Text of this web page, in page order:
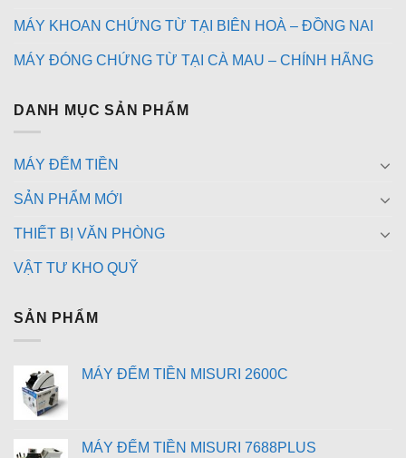
MÁY KHOAN CHỨNG TỪ TẠI BIÊN HOÀ – ĐỒNG NAI
MÁY ĐÓNG CHỨNG TỪ TẠI CÀ MAU – CHÍNH HÃNG
DANH MỤC SẢN PHẨM
MÁY ĐẾM TIỀN
SẢN PHẨM MỚI
THIẾT BỊ VĂN PHÒNG
VẬT TƯ KHO QUỸ
SẢN PHẨM
MÁY ĐẾM TIỀN MISURI 2600C
MÁY ĐẾM TIỀN MISURI 7688PLUS